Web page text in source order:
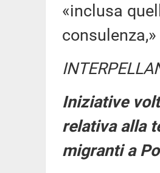
«inclusa
Iniziative
relativa alla
migranti a